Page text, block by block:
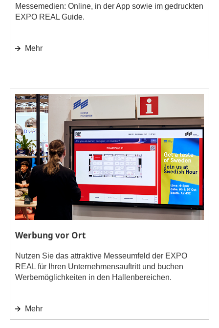
Messemedien: Online, in der App sowie im gedruckten
EXPO REAL Guide.
Mehr
Werbung vor Ort
Nutzen Sie das attraktive Messeumfeld der EXPO
REAL für Ihren Unternehmensauftritt und buchen
Werbemöglichkeiten in den Hallenbereichen.
Mehr